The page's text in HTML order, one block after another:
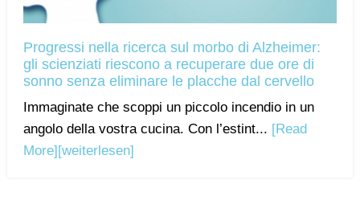
Progressi nella ricerca sul morbo di Alzheimer:
gli scienziati riescono a recuperare due ore di
sonno senza eliminare le placche dal cervello
Immaginate che scoppi un piccolo incendio in un
angolo della vostra cucina. Con l’estint... [Read
More][weiterlesen]